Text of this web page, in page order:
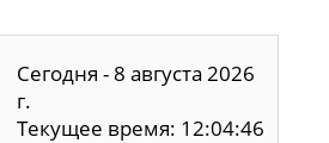
Сегодня - 8 августа 2026
г.
Текущее время: 12:04:47